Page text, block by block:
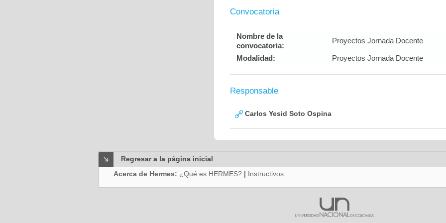
Convocatoria
Nombre de la
convocatoria:
Proyectos Jornada Docente
Modalidad: Proyectos Jornada Docente
Responsable
Carlos Yesid Soto Ospina
Regresar a la página inicial
Acerca de Hermes: ¿Qué es HERMES? | Instructivos